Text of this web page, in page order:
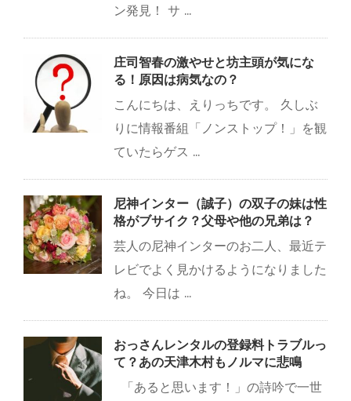
ン発見！ サ ...
庄司智春の激やせと坊主頭が気にな
る！原因は病気なの？
こんにちは、えりっちです。 久しぶ
りに情報番組「ノンストップ！」を観
ていたらゲス ...
尼神インター（誠子）の双子の妹は性
格がブサイク？父母や他の兄弟は？
芸人の尼神インターのお二人、最近テ
レビでよく見かけるようになりました
ね。 今日は ...
おっさんレンタルの登録料トラブルっ
て？あの天津木村もノルマに悲鳴
「あると思います！」の詩吟で一世